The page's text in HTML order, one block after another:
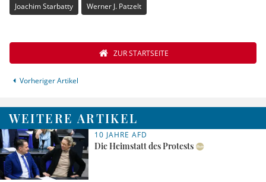
Joachim Starbatty Werner J. Patzelt
Vorheriger Artikel
ZUR STARTSEITE
WEITERE ARTIKEL
10 JAHRE AFD
Die Heimstatt des Protests